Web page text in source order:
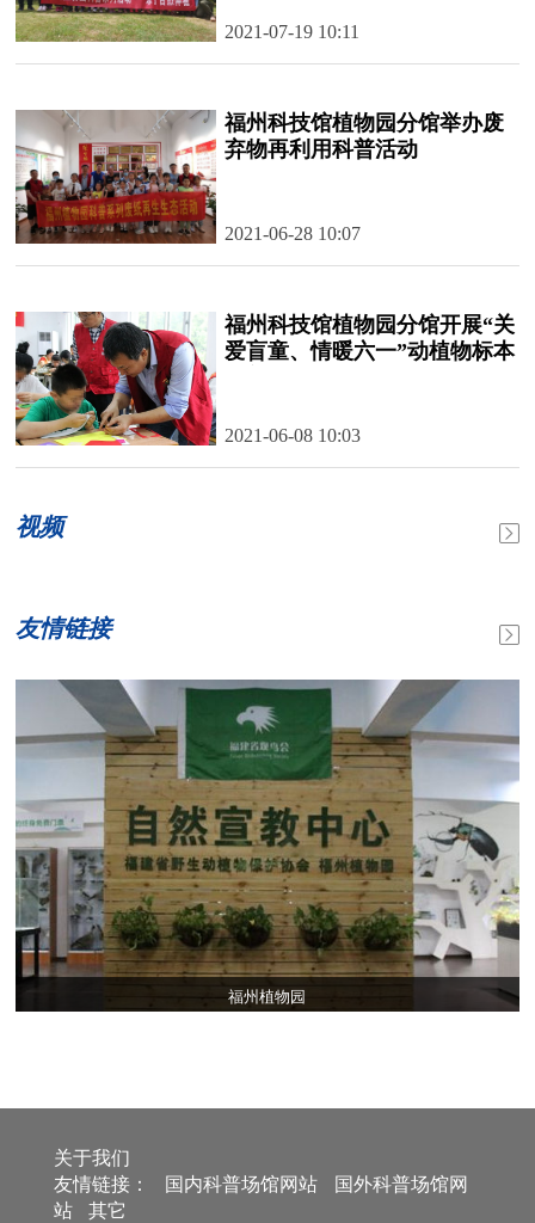
2021-07-19 10:11
福州科技馆植物园分馆举办废
弃物再利用科普活动
2021-06-28 10:07
福州科技馆植物园分馆开展“关
爱盲童、情暖六一”动植物标本
2021-06-08 10:03
视频
友情链接
福州植物园
关于我们
友情链接：
国内科普场馆网站
国外科普场馆网
站
其它